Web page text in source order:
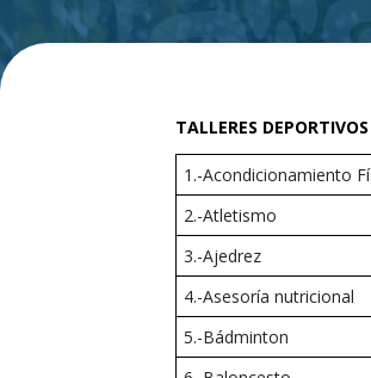
TALLERES
1.-Acondicionamiento
2.-Atletismo
3.-Ajedrez
4.-Asesoría nutricional
5.-Bádminton